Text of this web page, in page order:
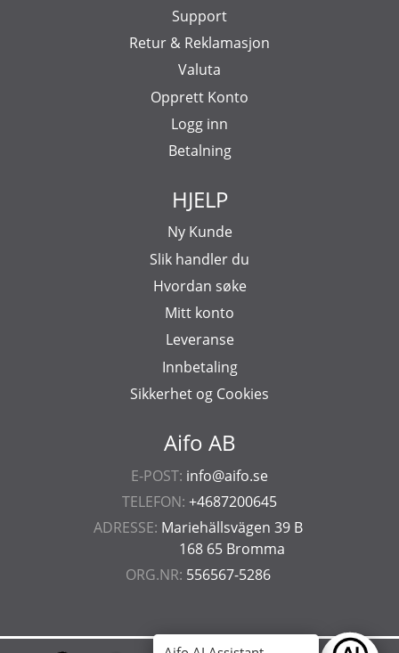
Aifo AB
E-POST: info@aifo.se
TELEFON: +4687200645
ADRESSE: Mariehällsvägen 39 B
168 65 Bromma
ORG.NR: 556567-5286
Support
Retur & Reklamasjon
Valuta
Opprett Konto
Logg inn
Betalning
HJELP
Ny Kunde
Slik handler du
Hvordan søke
Mitt konto
Leveranse
Innbetaling
Sikkerhet og Cookies